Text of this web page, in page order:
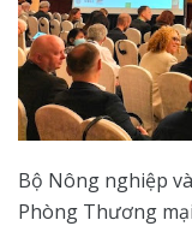
Bộ Nông nghiệp
Phòng Thương